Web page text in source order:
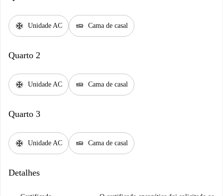
ac_unit Unidade AC airline_seat_flat Cama de casal
Quarto 2
ac_unit Unidade AC airline_seat_flat Cama de casal
Quarto 3
ac_unit Unidade AC airline_seat_flat Cama de casal
Detalhes